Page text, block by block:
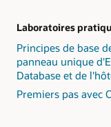
Laboratoires
Principes de base
panneau unique
Database et de
Premiers pas avec